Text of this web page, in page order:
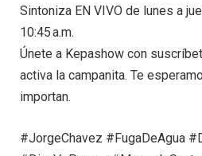
Sintoniza EN VIVO de lunes a
10:45 a.m.
Únete a Kepashow con
activa la campanita. Te
importan.
#JorgeChavez #FugaDeAgua